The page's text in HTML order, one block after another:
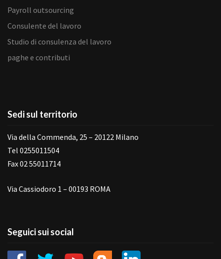
Payroll outsourcing
Consulente del lavoro
Studio di consulenza del lavoro
paghe e contributi
Sedi sul territorio
Via della Commenda, 25 – 20122 Milano
Tel 0255011504
Fax 02 55011714
Via Cassiodoro 1 – 00193 ROMA
Seguici sui social